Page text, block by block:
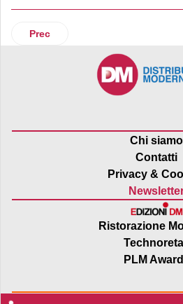
Articolo precedente: Tre centri
Prec
Chi siamo
Contatti
Privacy &
Ristorazione
PLM